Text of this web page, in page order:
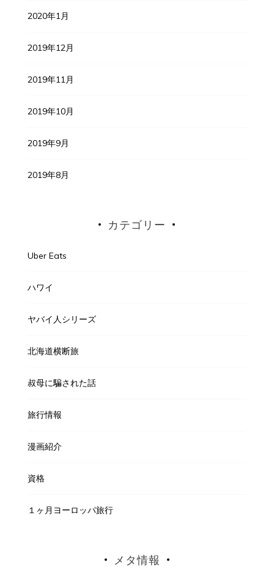
2020年1月
2019年12月
2019年11月
2019年10月
2019年9月
2019年8月
カテゴリー
Uber Eats
ハワイ
ヤバイ人シリーズ
北海道横断旅
叔母に騙された話
旅行情報
漫画紹介
資格
１ヶ月ヨーロッパ旅行
メタ情報